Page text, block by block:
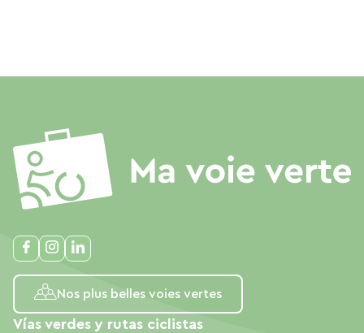
Nos plus belles voies vertes
Vías verdes y rutas ciclistas